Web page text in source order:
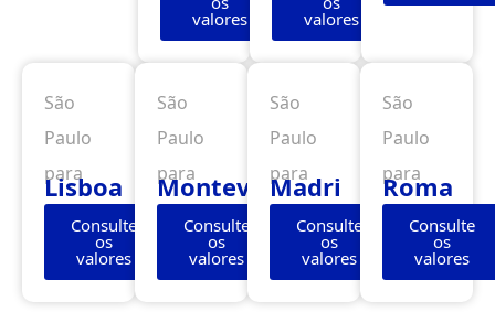
valores valores
São
Paulo
para
Lisboa
Consulte
os
valores
São
Paulo
para
Montevidéu
Consulte
os
valores
São
Paulo
para
Madri
Consulte
os
valores
São
Paulo
para
Roma
Consulte
os
valores